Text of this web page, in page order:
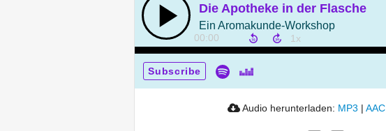
Die Apotheke in der Flasche
Ein Aromakunde-Workshop
00:00
Subscribe
Audio herunterladen: MP3 | AAC